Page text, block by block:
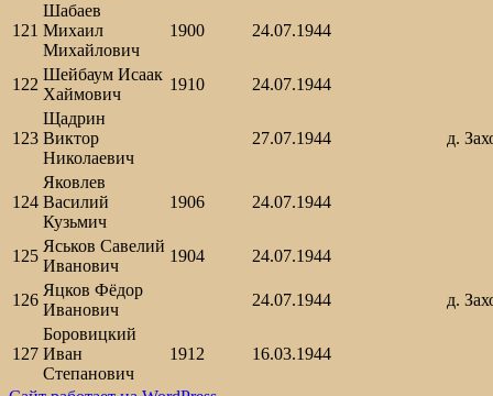
121
Шабаев
Михаил
Михайлович
1900 24.07.1944
122
Шейбаум Исаак
Хаймович
1910 24.07.1944
123
Щадрин
Виктор
Николаевич
27.07.1944 д.
124
Яковлев
Василий
Кузьмич
1906 24.07.1944
125
Яськов Савелий
Иванович
1904 24.07.1944
126
Яцков Фёдор
Иванович
24.07.1944 д.
127
Боровицкий
Иван
Степанович
1912 16.03.1944